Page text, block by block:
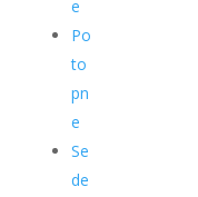
e
Po
to
pn
e
Se
de